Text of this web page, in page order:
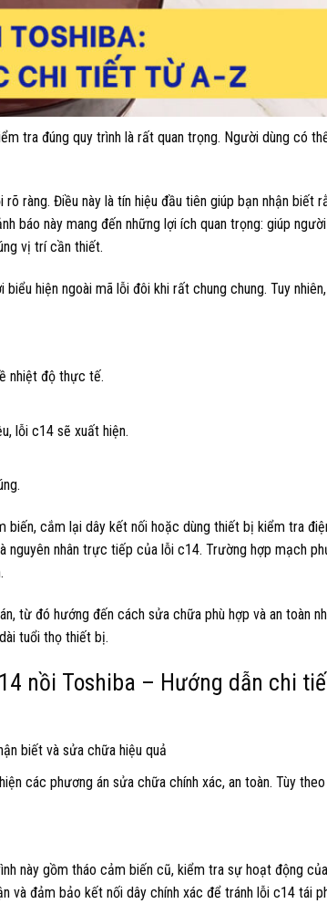
tra đúng quy trình là rất quan trọng. Người dùng có
ràng. Điều này là tín hiệu đầu tiên giúp bạn nhận biết
báo này mang đến những lợi ích quan trọng: giúp
vị trí cần thiết.
hiện ngoài mã lỗi đôi khi rất chung chung. Tuy
nhiệt độ thực tế.
lỗi c14 sẽ xuất hiện.
cắm lại dây kết nối hoặc dùng thiết bị kiểm tra
nguyên nhân trực tiếp của lỗi c14. Trường hợp mạch
từ đó hướng đến cách sửa chữa phù hợp và an toàn
tuổi thọ thiết bị.
nồi Toshiba – Hướng dẫn chi
các phương án sửa chữa chính xác, an toàn. Tùy
này gồm tháo cảm biến cũ, kiểm tra sự hoạt động
và đảm bảo kết nối dây chính xác để tránh lỗi c14 tái